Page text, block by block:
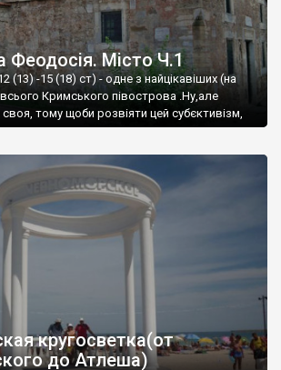
Феодосія. Місто Ч.1
(13) -15 (18) ст) - одне з найцікавіших (на
Кримського півострова .Ну,але
тому щоби розвіяти цей субєктивізм,
це
кругосветка(от
до Атлеша)